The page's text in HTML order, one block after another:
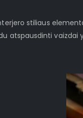
stiliaus
atspausdinti vaizdai